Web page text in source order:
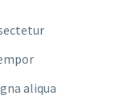
aliqua